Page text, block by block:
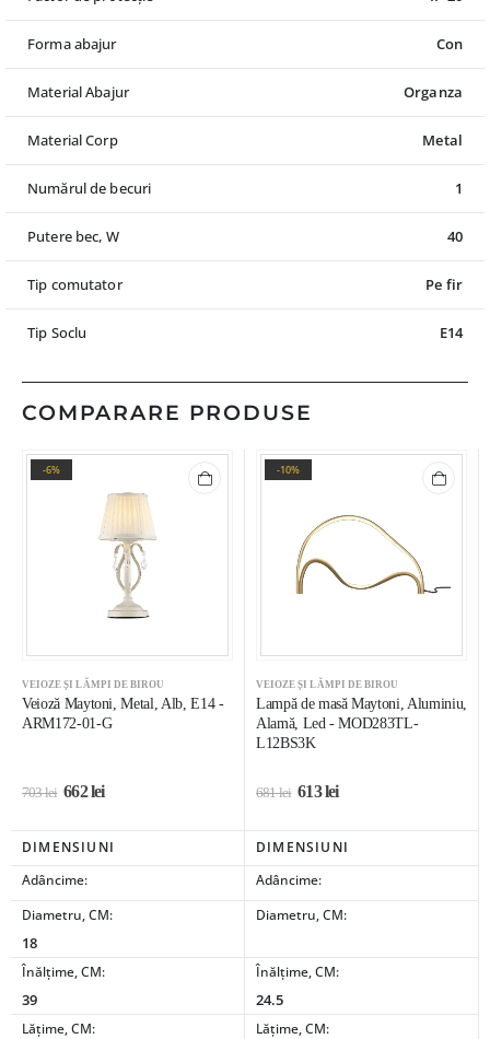
Forma abajur Con
Material Abajur Organza
Material Corp Metal
Numărul de becuri 1
Putere bec, W 40
Tip comutator Pe fir
Tip Soclu E14
COMPARARE PRODUSE
-6%
VEIOZE ȘI LĂMPI DE BIROU
Veioză Maytoni, Metal, Alb, E14 -
ARM172-01-G
703lei 662lei
-10%
VEIOZE ȘI LĂMPI DE BIROU
Lampă de masă Maytoni, Aluminiu,
Alamă, Led - MOD283TL-
L12BS3K
681lei 613lei
DIMENSIUNI
DIMENSIUNI
Adâncime:
Adâncime:
Diametru, CM:
18
Diametru, CM:
Înălțime, CM:
39
Înălțime, CM:
24.5
Lățime, CM: Lățime, CM: